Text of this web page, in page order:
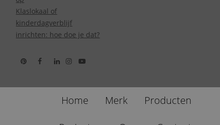
Klaslokaal of
kinderdagverblijf
inrichten: hoe doe je dat?
Home Merk Producten